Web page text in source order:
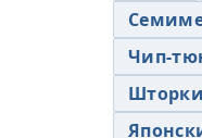
Чип-
Шторки